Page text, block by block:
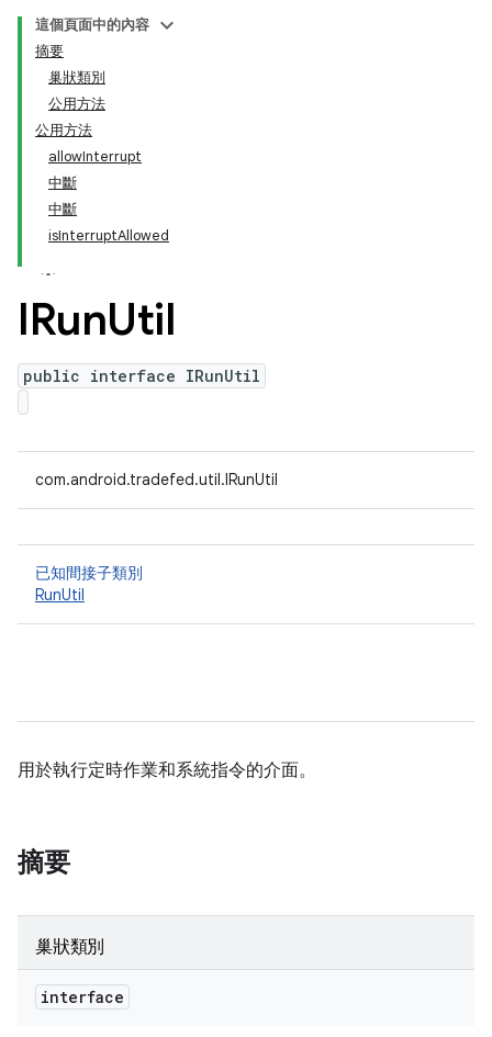
這個頁面中的內容
摘要
巢狀類別
公用方法
公用方法
allowInterrupt
中斷
中斷
isInterruptAllowed
IRunUtil
public interface IRunUtil
com.android.tradefed.util.IRunUtil
已知間接子類別
RunUtil
用於執行定時作業和系統指令的介面。
摘要
巢狀類別
interface